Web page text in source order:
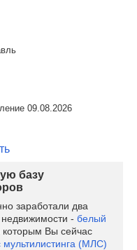
09.08.2026
базу
заработали два
- белый
которым Вы сейчас
мультилистинга (МЛС)